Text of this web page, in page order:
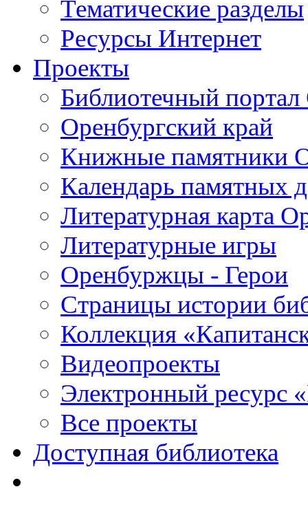
Тематические разделы
Ресурсы Интернет
Проекты
Библиотечный портал
Оренбургский край
Книжные памятники
Календарь памятных
Литературная карта
Литературные игры
Оренбуржцы - Герои
Страницы истории
Коллекция
Видеопроекты
Электронный ресурс
Все проекты
Доступная библиотека